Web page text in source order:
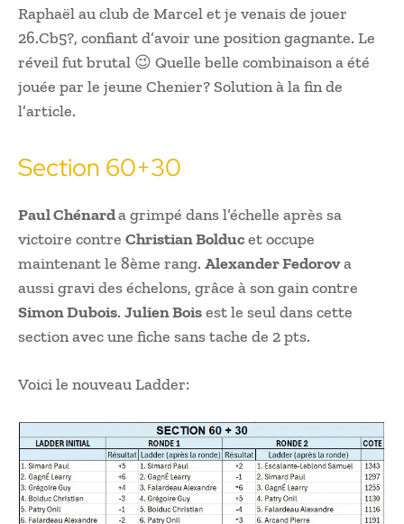
Raphaël au club de Marcel et je venais de jouer
26.Cb5?, confiant d’avoir une position gagnante. Le
réveil fut brutal 😉 Quelle belle combinaison a été
jouée par le jeune Chenier? Solution à la fin de
l’article.
Section 60+30
Paul Chénarda grimpé dans l’échelle après sa
victoire contre Christian Bolducet occupe
maintenant le 8ème rang. Alexander Fedorova
aussi gravi des échelons, grâce à son gain contre
Simon Dubois. Julien Boisest le seul dans cette
section avec une fiche sans tache de 2 pts.
Voici le nouveau Ladder: